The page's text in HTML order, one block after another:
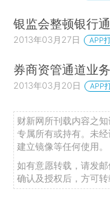
银监会整顿银行
2013年03月27日 APP
券商资管通道业
2013年03月20日 APP
财新网所刊载内容之
专属所有或持有。未
建立镜像等任何使用。
如有意愿转载，请发邮
确认及授权后，方可转